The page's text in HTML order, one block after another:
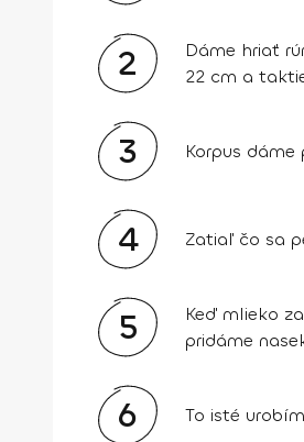
2
Dáme hriať
22 cm a
3 Korpus
4 Zatiaľ čo sa
5
Keď mlieko
pridáme
6 To isté